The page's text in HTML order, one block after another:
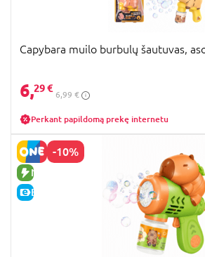
Capybara muilo burbulų šautuvas,
6,29 €
6,99 €
Perkant papildomą prekę internetu
-10%
NAUJA PREKĖ
E-KAINA